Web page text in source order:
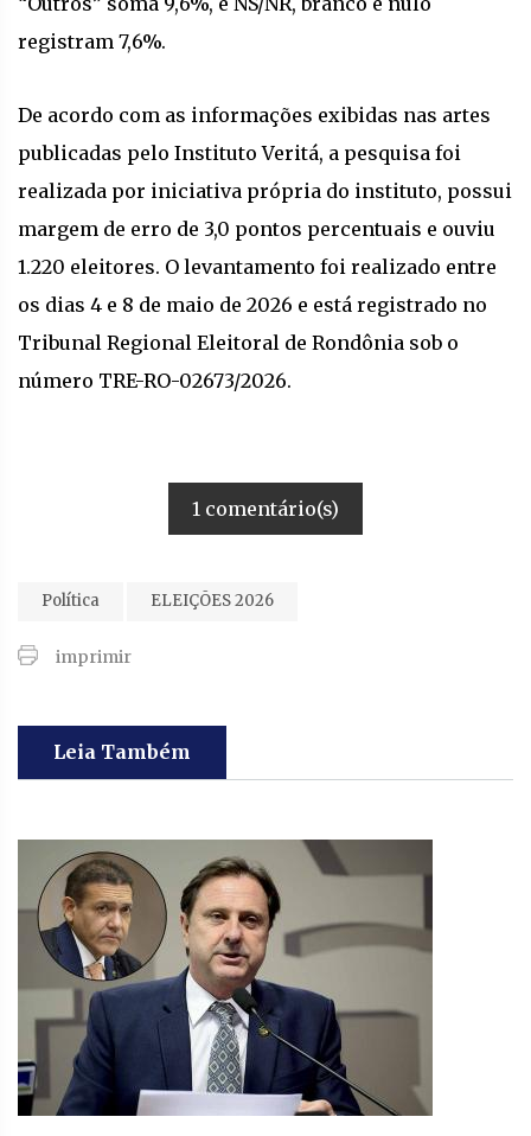
registram 7,6%.
De acordo com as informações exibidas nas artes
publicadas pelo Instituto Veritá, a pesquisa foi
realizada por iniciativa própria do instituto, possui
margem de erro de 3,0 pontos percentuais e ouviu
1.220 eleitores. O levantamento foi realizado entre
os dias 4 e 8 de maio de 2026 e está registrado no
Tribunal Regional Eleitoral de Rondônia sob o
número TRE-RO-02673/2026.
1 comentário(s)
Política ELEIÇÕES 2026
imprimir
Leia Também